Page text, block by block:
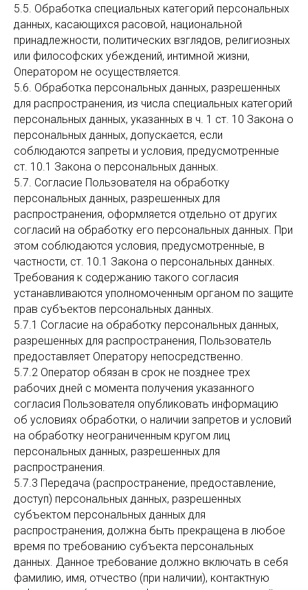
5.5. Обработка специальных категорий персональных
данных, касающихся расовой, национальной
принадлежности, политических взглядов, религиозных
или философских убеждений, интимной жизни,
Оператором не осуществляется.
5.6. Обработка персональных данных, разрешенных
для распространения, из числа специальных категорий
персональных данных, указанных в ч. 1 ст. 10 Закона о
персональных данных, допускается, если
соблюдаются запреты и условия, предусмотренные
ст. 10.1 Закона о персональных данных.
5.7. Согласие Пользователя на обработку
персональных данных, разрешенных для
распространения, оформляется отдельно от других
согласий на обработку его персональных данных. При
этом соблюдаются условия, предусмотренные, в
частности, ст. 10.1 Закона о персональных данных.
Требования к содержанию такого согласия
устанавливаются уполномоченным органом по защите
прав субъектов персональных данных.
5.7.1 Согласие на обработку персональных данных,
разрешенных для распространения, Пользователь
предоставляет Оператору непосредственно.
5.7.2 Оператор обязан в срок не позднее трех
рабочих дней с момента получения указанного
согласия Пользователя опубликовать информацию
об условиях обработки, о наличии запретов и условий
на обработку неограниченным кругом лиц
персональных данных, разрешенных для
распространения.
5.7.3 Передача (распространение, предоставление,
доступ) персональных данных, разрешенных
субъектом персональных данных для
распространения, должна быть прекращена в любое
время по требованию субъекта персональных
данных. Данное требование должно включать в себя
фамилию, имя, отчество (при наличии), контактную